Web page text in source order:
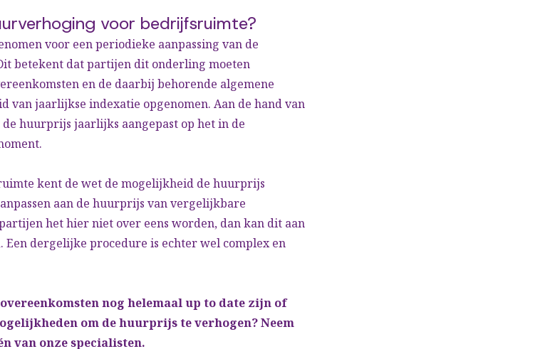
voor bedrijfsruimte?
voor een periodieke aanpassing van de
betekent dat partijen dit onderling moeten
en de daarbij behorende algemene
van jaarlijkse indexatie opgenomen. Aan de hand van
huurprijs jaarlijks aangepast op het in de
kent de wet de mogelijkheid de huurprijs
aan de huurprijs van vergelijkbare
het hier niet over eens worden, dan kan dit aan
dergelijke procedure is echter wel complex en
nog helemaal up to date zijn of
om de huurprijs te verhogen? Neem
van onze specialisten.